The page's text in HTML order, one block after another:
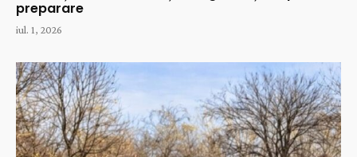
preparare
iul. 1, 2026